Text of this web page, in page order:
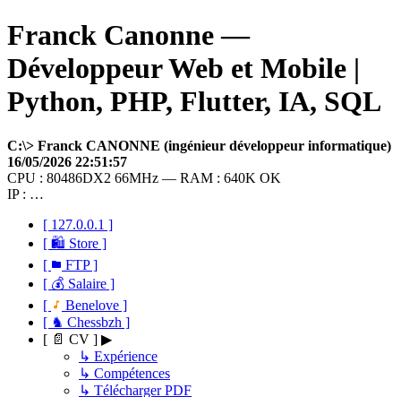
Franck Canonne —
Développeur Web et Mobile |
Python, PHP, Flutter, IA, SQL
C:\> Franck CANONNE (ingénieur développeur informatique)
16/05/2026 22:51:57
CPU : 80486DX2 66MHz — RAM : 640K OK
IP : …
[ 127.0.0.1 ]
[ 🛍 Store ]
[
FTP ]
[ 💰 Salaire ]
[
Benelove ]
[ ♞ Chessbzh ]
[ 📄 CV ] ▶
↳ Expérience
↳ Compétences
↳ Télécharger PDF